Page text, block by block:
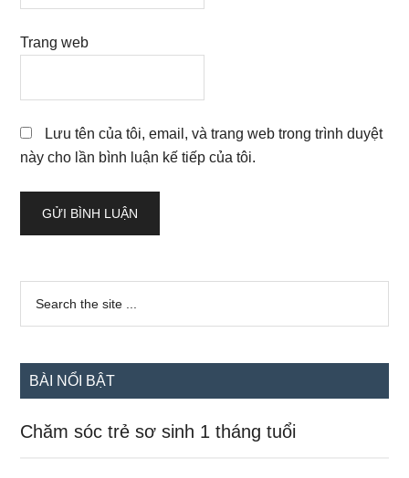
Trang web
Lưu tên của tôi, email, và trang web trong trình duyệt
này cho lần bình luận kế tiếp của tôi.
Sidebar
chính
...
BÀI NỔI BẬT
Chăm sóc trẻ sơ sinh 1 tháng tuổi